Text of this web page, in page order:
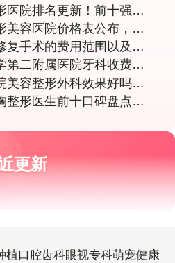
用详
医院排名更新！前十强医
佳
美容医院价格表公布，消
收费
复手术的费用范围以及导
见原
第二附属医院牙科收费与
介绍
美容整形外科效果好吗？
看这
整形医生前十口碑盘点与
更新
植 口腔齿科眼视专科萌宠健康